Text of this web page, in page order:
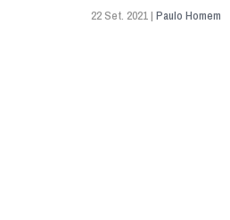
22 Set. 2021 | Paulo Homem